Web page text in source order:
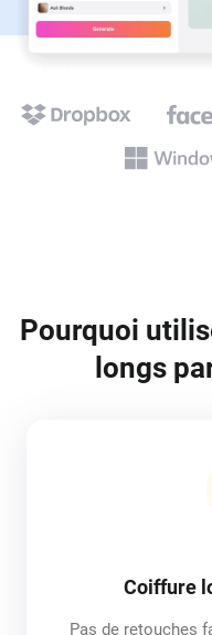
Pourquoi
longs
Coiffure
Pas de retouches